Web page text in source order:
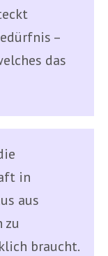
–
das
in
aus
zu
braucht.